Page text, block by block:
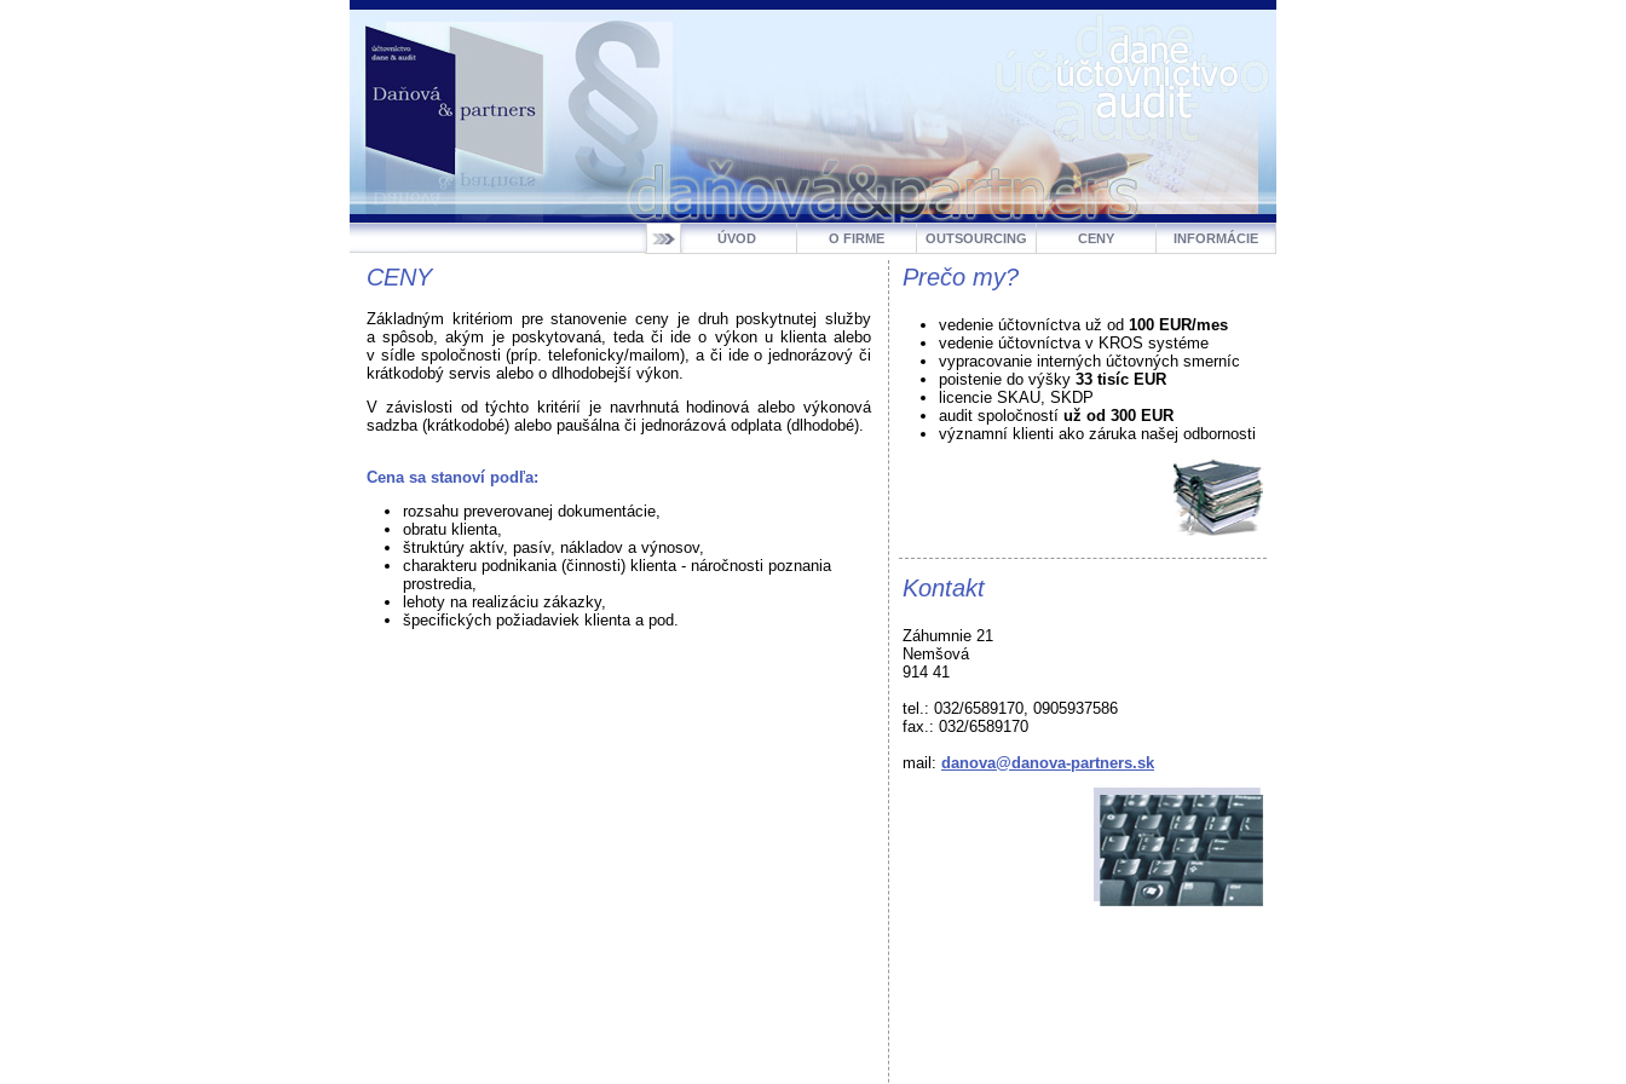
ÚVOD O FIRME OUTSOURCING CENY INFORMÁCIE
CENY
Základným kritériom pre stanovenie ceny je druh poskytnutej služby
a spôsob, akým je poskytovaná, teda či ide o výkon u klienta alebo
v sídle spoločnosti (príp. telefonicky/mailom), a či ide o jednorázový či
krátkodobý servis alebo o dlhodobejší výkon.
V závislosti od týchto kritérií je navrhnutá hodinová alebo výkonová
sadzba (krátkodobé) alebo paušálna či jednorázová odplata (dlhodobé).
Cena sa stanoví podľa:
rozsahu preverovanej dokumentácie,
obratu klienta,
štruktúry aktív, pasív, nákladov a výnosov,
charakteru podnikania (činnosti) klienta - náročnosti poznania
prostredia,
lehoty na realizáciu zákazky,
špecifických požiadaviek klienta a pod.
Prečo my?
vedenie účtovníctva už od 100 EUR/mes
vedenie účtovníctva v KROS systéme
vypracovanie interných účtovných smerníc
poistenie do výšky 33 tisíc EUR
licencie SKAU, SKDP
audit spoločností už od 300 EUR
významní klienti ako záruka našej odbornosti
Kontakt
Záhumnie 21
Nemšová
914 41
tel.: 032/6589170, 0905937586
fax.: 032/6589170
mail: danova@danova-partners.sk